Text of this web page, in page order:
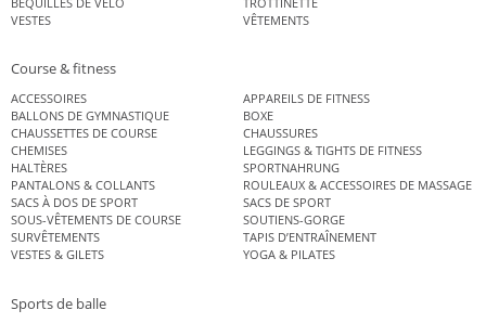
VESTES
VÊTEMENTS
Course & fitness
ACCESSOIRES
APPAREILS DE FITNESS
BALLONS DE GYMNASTIQUE
BOXE
CHAUSSETTES DE COURSE
CHAUSSURES
CHEMISES
LEGGINGS & TIGHTS DE FITNESS
HALTÈRES
SPORTNAHRUNG
PANTALONS & COLLANTS
ROULEAUX & ACCESSOIRES DE MASSAGE
SACS À DOS DE SPORT
SACS DE SPORT
SOUS-VÊTEMENTS DE COURSE
SOUTIENS-GORGE
SURVÊTEMENTS
TAPIS D’ENTRAÎNEMENT
VESTES & GILETS
YOGA & PILATES
Sports de balle